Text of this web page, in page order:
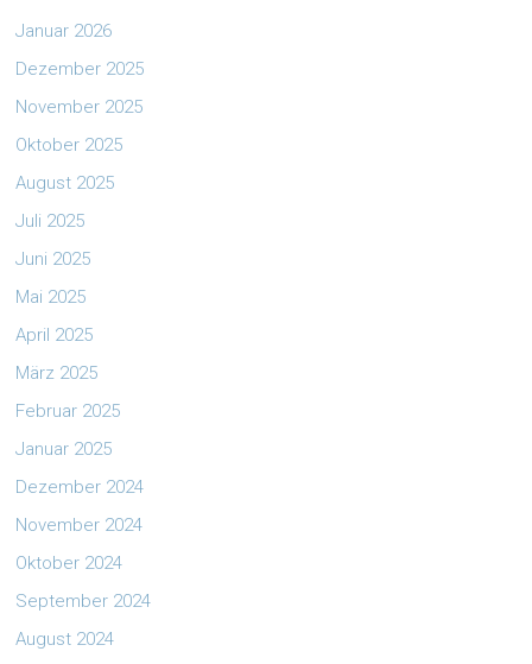
Januar 2026
Dezember 2025
November 2025
Oktober 2025
August 2025
Juli 2025
Juni 2025
Mai 2025
April 2025
März 2025
Februar 2025
Januar 2025
Dezember 2024
November 2024
Oktober 2024
September 2024
August 2024